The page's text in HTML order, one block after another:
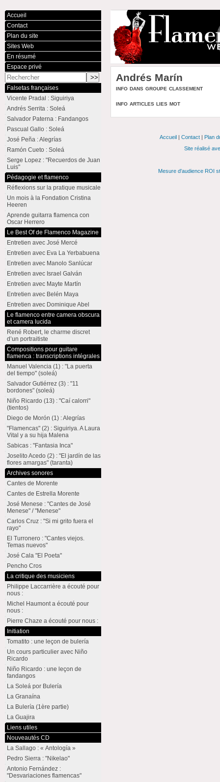
Andrés Marín
info dans groupe classement
info articles lies mot
Accueil
Contact
Plan du site
Sites Web
En résumé
Espace privé
Falsetas françaises
Vicente Pradal : Siguiriya
Andrés Serrita : Soleá
Salvador Paterna : Fandangos
Pascual Gallo : Soleá
José Peña : Alegrías
Ramón Cueto : Soleá
Serge Lopez : "Recuerdos de Juan
Luis"
Pédagogie et flamenco
Réflexions sur la pratique musicale
Un mois à la Fondation Cristina
Heeren
Aprende guitarra flamenca con
Oscar Herrero
Le Best Of de Flamenco Magazine
Entretien avec José Mercé
Entretien avec Eva La Yerbabuena
Entretien avec Manolo Sanlúcar
Entretien avec Israel Galván
Entretien avec Mayte Martín
Entretien avec Belén Maya
Entretien avec Dominique Abel
Le flamenco entre camera obscura
et camera lucida
René Robert, le charme discret
d’un portraitiste
Compositions pour guitare
flamenca : transcriptions intégrales
Manuel Valencia (1) : "La puerta
del tiempo" (soleá)
Salvador Gutiérrez (3) : "11
bordones" (soleá)
Niño Ricardo (13) : "Caí calorri"
(tientos)
Diego de Morón (1) : Alegrías
"Flamencas" (2) : Siguiriya. A Laura
Vital y a su hija Malena
Sabicas : "Fantasia Inca"
Joselito Acedo (2) : "El jardín de las
flores amargas" (taranta)
Archives sonores
Cantes de Morente
Cantes de Estrella Morente
José Menese : "Cantes de José
Menese" / "Menese"
Carlos Cruz : "Si mi grito fuera el
rayo"
El Turronero : "Cantes viejos.
Temas nuevos"
José Cala "El Poeta"
Pencho Cros
La critique des musiciens
Philippe Laccarrière a écouté pour
nous :
Michel Haumont a écouté pour
nous :
Pierre Chaze a écouté pour nous :
Initiation
Tomatito : une leçon de bulería
Un cours particulier avec Niño
Ricardo
Niño Ricardo : une leçon de
fandangos
La Soleá por Bulería
La Granaína
La Bulería (1ère partie)
La Guajira
Liens utiles
Nouveautés CD
La Sallago : « Antología »
Pedro Sierra : "Nikelao"
Antonio Fernández :
"Desvariaciones flamencas"
Accueil| Contact| Plan
Site réalisé
Mesure d'audience ROI